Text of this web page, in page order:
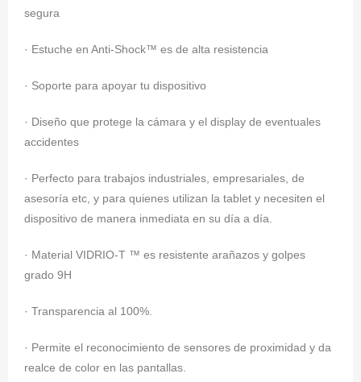
segura
· Estuche en Anti-Shock™ es de alta resistencia
· Soporte para apoyar tu dispositivo
· Diseño que protege la cámara y el display de eventuales
accidentes
· Perfecto para trabajos industriales, empresariales, de
asesoría etc, y para quienes utilizan la tablet y necesiten el
dispositivo de manera inmediata en su día a día.
· Material VIDRIO-T ™ es resistente arañazos y golpes
grado 9H
· Transparencia al 100%.
· Permite el reconocimiento de sensores de proximidad y da
realce de color en las pantallas.